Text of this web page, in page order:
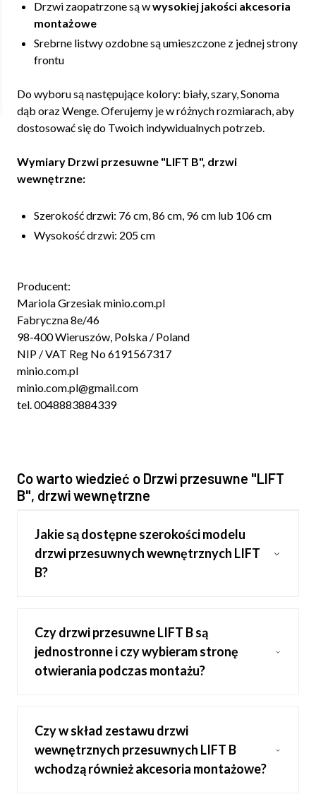
Drzwi zaopatrzone są wwysokiej jakości akcesoria
montażowe
Srebrne listwy ozdobne są umieszczone z jednej strony
frontu
Do wyboru są następujące kolory: biały, szary, Sonoma
dąb oraz Wenge. Oferujemy je w różnych rozmiarach, aby
dostosować się do Twoich indywidualnych potrzeb.
Wymiary Drzwi przesuwne "LIFT B", drzwi
wewnętrzne:
Szerokość drzwi: 76 cm, 86 cm, 96 cm lub 106 cm
Wysokość drzwi: 205 cm
Producent:
Mariola Grzesiak minio.com.pl
Fabryczna 8e/46
98-400 Wieruszów, Polska / Poland
NIP / VAT Reg No 6191567317
minio.com.pl
minio.com.pl@gmail.com
tel. 0048883884339
Co warto wiedzieć o Drzwi przesuwne "LIFT
B", drzwi wewnętrzne
Jakie są dostępne szerokości modelu
drzwi przesuwnych wewnętrznych LIFT
B?
Czy drzwi przesuwne LIFT B są
jednostronne i czy wybieram stronę
otwierania podczas montażu?
Czy w skład zestawu drzwi
wewnętrznych przesuwnych LIFT B
wchodzą również akcesoria montażowe?